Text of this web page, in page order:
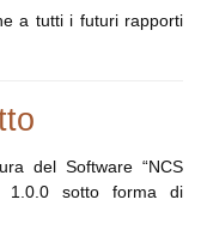
a tutti i futuri rapporti
del Software “NCS
1.0.0 sotto forma di